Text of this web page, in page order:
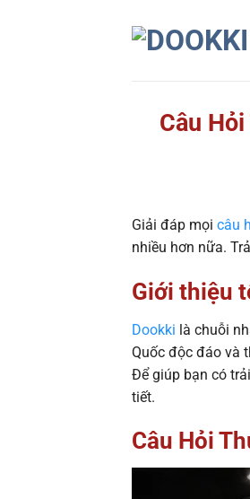
Câu
Giải đáp mọi câu
nhiều hơn nữa.
Giới thiệu
Dookki là chuỗi
Quốc độc đáo và
Để giúp bạn có
tiết.
Câu Hỏi